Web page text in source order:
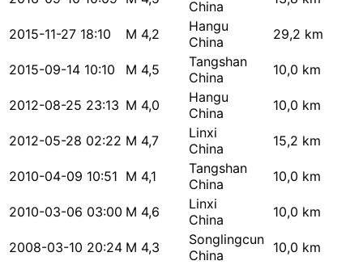
China
2015-11-27 18:10 M 4,2
Hangu
China
29,2 km
2015-09-14 10:10 M 4,5
Tangshan
China
10,0 km
2012-08-25 23:13 M 4,0
Hangu
China
10,0 km
2012-05-28 02:22 M 4,7
Linxi
China
15,2 km
2010-04-09 10:51 M 4,1
Tangshan
China
10,0 km
2010-03-06 03:00 M 4,6
Linxi
China
10,0 km
2008-03-10 20:24 M 4,3
Songlingcun
China
10,0 km